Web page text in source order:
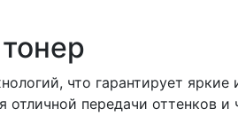
что гарантирует
отличной передачи оттенков